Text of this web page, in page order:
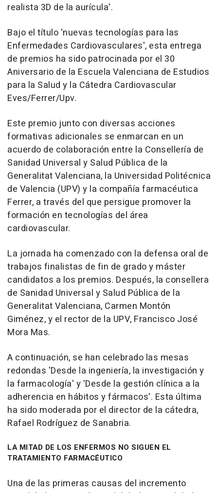
realista 3D de la aurícula'.
Bajo el título 'nuevas tecnologías para las
Enfermedades Cardiovasculares', esta entrega
de premios ha sido patrocinada por el 30
Aniversario de la Escuela Valenciana de Estudios
para la Salud y la Cátedra Cardiovascular
Eves/Ferrer/Upv.
Este premio junto con diversas acciones
formativas adicionales se enmarcan en un
acuerdo de colaboración entre la Consellería de
Sanidad Universal y Salud Pública de la
Generalitat Valenciana, la Universidad Politécnica
de Valencia (UPV) y la compañía farmacéutica
Ferrer, a través del que persigue promover la
formación en tecnologías del área
cardiovascular.
La jornada ha comenzado con la defensa oral de
trabajos finalistas de fin de grado y máster
candidatos a los premios. Después, la consellera
de Sanidad Universal y Salud Pública de la
Generalitat Valenciana, Carmen Montón
Giménez, y el rector de la UPV, Francisco José
Mora Mas.
A continuación, se han celebrado las mesas
redondas 'Desde la ingeniería, la investigación y
la farmacología' y 'Desde la gestión clínica a la
adherencia en hábitos y fármacos'. Esta última
ha sido moderada por el director de la cátedra,
Rafael Rodríguez de Sanabria.
LA MITAD DE LOS ENFERMOS NO SIGUEN EL
TRATAMIENTO FARMACÉUTICO
Una de las primeras causas del incremento